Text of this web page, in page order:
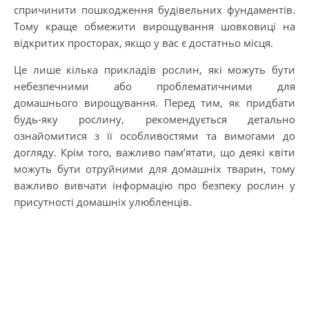
спричинити пошкодження будівельних фундаментів.
Тому краще обмежити вирощування шовковиці на
відкритих просторах, якщо у вас є достатньо місця.
Це лише кілька прикладів рослин, які можуть бути
небезпечними або проблематичними для
домашнього вирощування. Перед тим, як придбати
будь-яку рослину, рекомендується детально
ознайомитися з її особливостями та вимогами до
догляду. Крім того, важливо пам’ятати, що деякі квіти
можуть бути отруйними для домашніх тварин, тому
важливо вивчати інформацію про безпеку рослин у
присутності домашніх улюбленців.